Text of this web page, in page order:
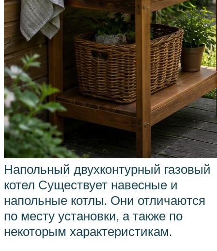
Напольный двухконтурный газовый
котел Существует навесные и
напольные котлы. Они отличаются
по месту установки, а также по
некоторым характеристикам.